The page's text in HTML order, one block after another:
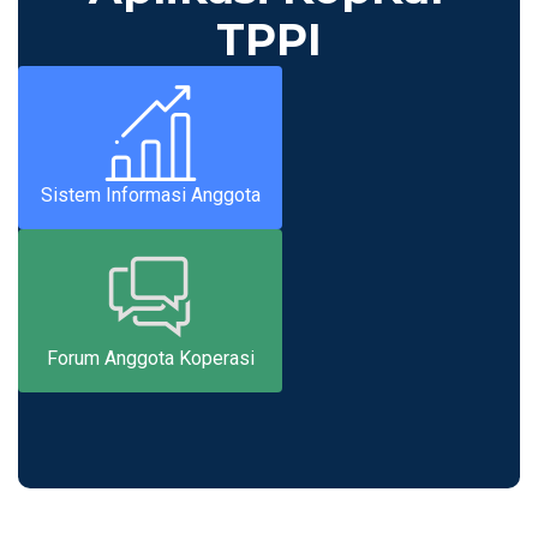
TPPI
Sistem Informasi Anggota
Forum Anggota Koperasi